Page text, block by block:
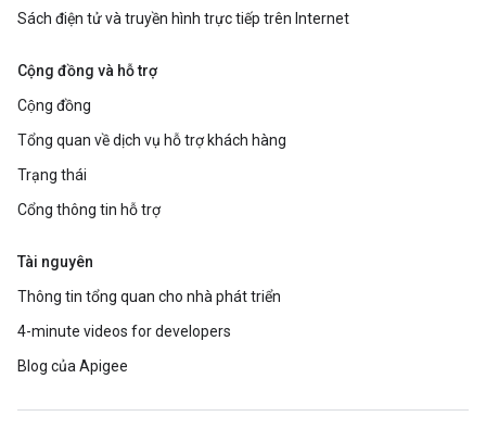
Sách điện tử và truyền hình trực tiếp trên Internet
Cộng đồng và hỗ trợ
Cộng đồng
Tổng quan về dịch vụ hỗ trợ khách hàng
Trạng thái
Cổng thông tin hỗ trợ
Tài nguyên
Thông tin tổng quan cho nhà phát triển
4-minute videos for developers
Blog của Apigee